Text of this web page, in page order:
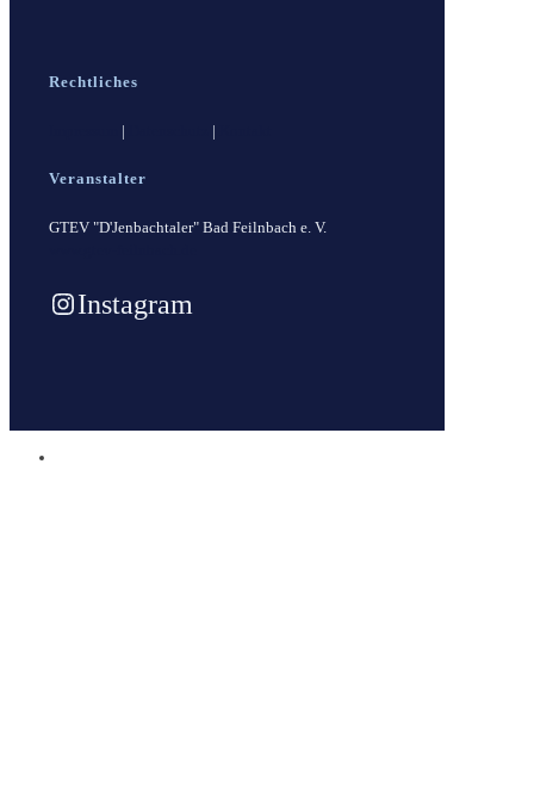
Rechtliches
| |
Veranstalter
GTEV "D'Jenbachtaler" Bad Feilnbach e. V.
Instagram